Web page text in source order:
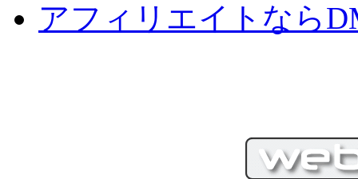
アフィリエイトなら